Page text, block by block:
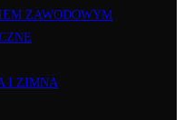
ZAWODOWYM
I ZIMNA